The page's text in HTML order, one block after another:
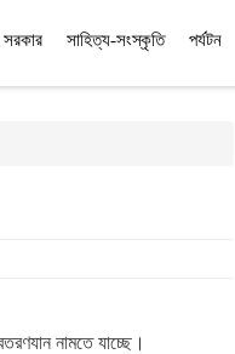
সরকার সাহিত্য-সংস্কৃতি পর্যটন
নামতে যাচ্ছে।